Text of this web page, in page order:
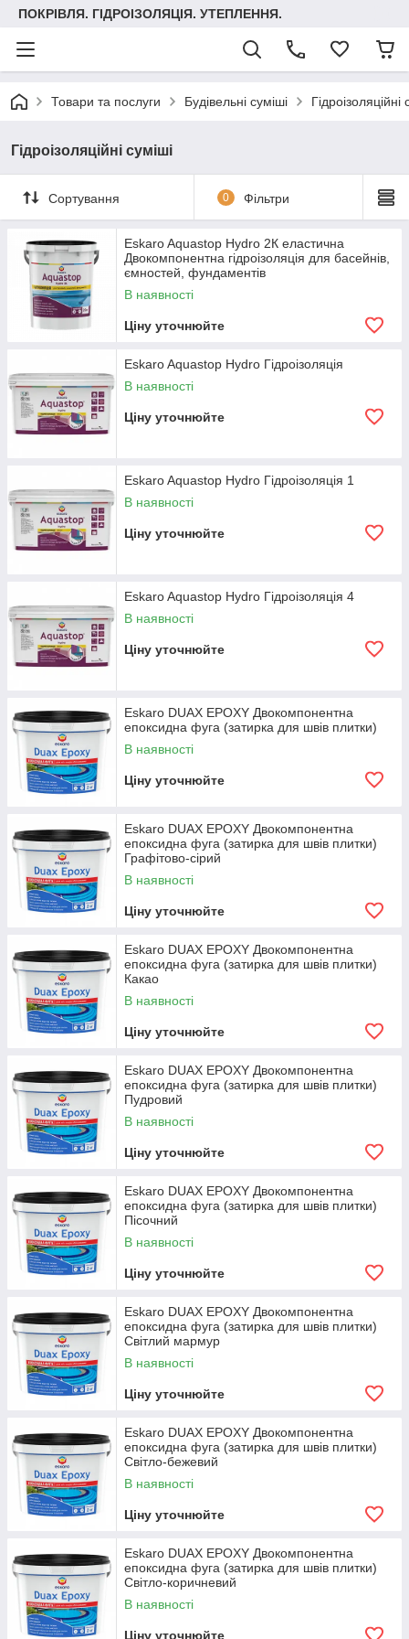
ПОКРІВЛЯ. ГІДРОІЗОЛЯЦІЯ. УТЕПЛЕННЯ.
Товари та послуги Будівельні суміші Гідроізоляційні
Гідроізоляційні суміші
Сортування 0 Фільтри
Eskaro Aquastop Hydro 2К еластична
Двокомпонентна гідроізоляція для басейнів,
ємностей, фундаментів
В наявності
Ціну уточнюйте
Eskaro Aquastop Hydro Гідроізоляція
В наявності
Ціну уточнюйте
Eskaro Aquastop Hydro Гідроізоляція 1
В наявності
Ціну уточнюйте
Eskaro Aquastop Hydro Гідроізоляція 4
В наявності
Ціну уточнюйте
Eskaro DUAX EPOXY Двокомпонентна
епоксидна фуга (затирка для швів плитки)
В наявності
Ціну уточнюйте
Eskaro DUAX EPOXY Двокомпонентна
епоксидна фуга (затирка для швів плитки)
Графітово-сірий
В наявності
Ціну уточнюйте
Eskaro DUAX EPOXY Двокомпонентна
епоксидна фуга (затирка для швів плитки)
Какао
В наявності
Ціну уточнюйте
Eskaro DUAX EPOXY Двокомпонентна
епоксидна фуга (затирка для швів плитки)
Пудровий
В наявності
Ціну уточнюйте
Eskaro DUAX EPOXY Двокомпонентна
епоксидна фуга (затирка для швів плитки)
Пісочний
В наявності
Ціну уточнюйте
Eskaro DUAX EPOXY Двокомпонентна
епоксидна фуга (затирка для швів плитки)
Світлий мармур
В наявності
Ціну уточнюйте
Eskaro DUAX EPOXY Двокомпонентна
епоксидна фуга (затирка для швів плитки)
Світло-бежевий
В наявності
Ціну уточнюйте
Eskaro DUAX EPOXY Двокомпонентна
епоксидна фуга (затирка для швів плитки)
Світло-коричневий
В наявності
Ціну уточнюйте